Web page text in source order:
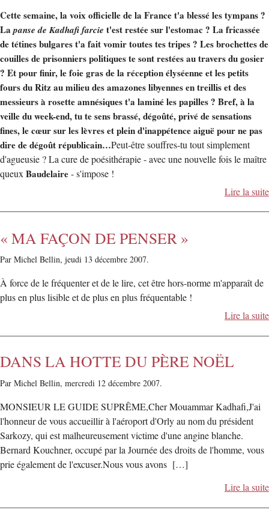
Cette semaine, la voix officielle de la France t'a blessé les tympans ?
Lapanse de Kadhafi farcie t'est restée sur l'estomac ? La fricassée
de tétines bulgares t'a fait vomir toutes tes tripes ? Les brochettes de
couilles de prisonniers politiques te sont restées au travers du gosier
? Et pour finir, le foie gras de la réception élyséenne et les petits
fours du Ritz au milieu des amazones libyennes en treillis et des
messieurs à rosette amnésiques t'a laminé les papilles ? Bref, à la
veille du week-end, tu te sens brassé, dégoûté, privé de sensations
fines, le cœur sur les lèvres et plein d'inappétence aiguë pour ne pas
dire de dégoût républicain…Peut-être souffres-tu tout simplement
d'agueusie ? La cure de poésithérapie - avec une nouvelle fois le maître
queuxBaudelaire- s'impose !
Lire la suite
« MA FAÇON DE PENSER »
Par Michel Bellin, jeudi 13 décembre 2007.
À force de le fréquenter et de le lire, cet être hors-norme m'apparaît de
plus en plus lisible et de plus en plus fréquentable !
Lire la suite
DANS LA HOTTE DU PÈRE NOËL
Par Michel Bellin, mercredi 12 décembre 2007.
MONSIEUR LE GUIDE SUPRÊME,Cher Mouammar Kadhafi,J'ai
l'honneur de vous accueillir à l'aéroport d'Orly au nom du président
Sarkozy, qui est malheureusement victime d'une angine blanche.
Bernard Kouchner, occupé par la Journée des droits de l'homme, vous
prie également de l'excuser.Nous vous avons […]
Lire la suite